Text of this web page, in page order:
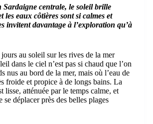
Sardaigne centrale, le soleil brille
les eaux côtières sont si calmes et
invitent davantage à l’exploration qu’à
jours au soleil sur les rives de la mer
dans le ciel n’est pas si chaud que l’on
nus au bord de la mer, mais où l’eau de
froide et propice à de longs bains. La
lisse, atténuée par le temps calme, et
se déplacer près des belles plages